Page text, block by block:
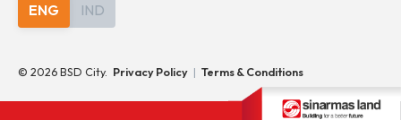
ENG IND
© 2026BSD City. Privacy Policy | Terms & Conditions